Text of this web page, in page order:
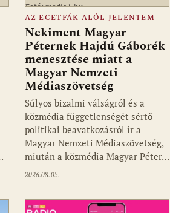
Fotó: media1.hu
AZ ECETFÁK ALÓL JELENTEM
Nekiment Magyar
Péternek Hajdú Gáborék
menesztése miatt a
Magyar Nemzeti
Médiaszövetség
Súlyos bizalmi válságról és a
közmédia függetlenségét sértő
politikai beavatkozásról ír a
Magyar Nemzeti Médiaszövetség,
miután a közmédia Magyar Péter…
2026.08.05.